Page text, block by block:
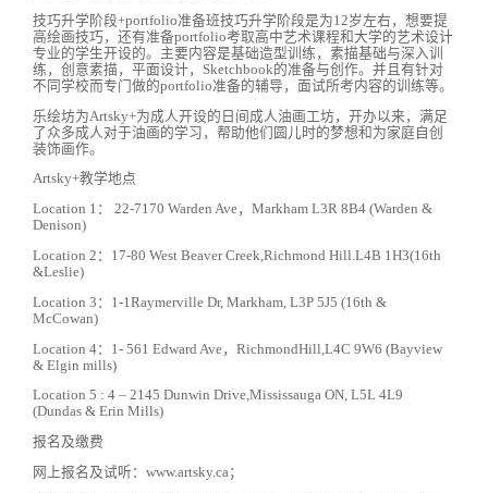
技巧升学阶段+portfolio准备班技巧升学阶段是为12岁左右，想要提
高绘画技巧，还有准备portfolio考取高中艺术课程和大学的艺术设计
专业的学生开设的。主要内容是基础造型训练，素描基础与深入训
练，创意素描，平面设计，Sketchbook的准备与创作。并且有针对
不同学校而专门做的portfolio准备的辅导，面试所考内容的训练等。
乐绘坊为Artsky+为成人开设的日间成人油画工坊，开办以来，满足
了众多成人对于油画的学习，帮助他们圆儿时的梦想和为家庭自创
装饰画作。
Artsky+教学地点
Location 1： 22-7170 Warden Ave，Markham L3R 8B4 (Warden &
Denison)
Location 2：17-80 West Beaver Creek,Richmond Hill.L4B 1H3(16th
&Leslie)
Location 3：1-1Raymerville Dr, Markham, L3P 5J5 (16th &
McCowan)
Location 4：1- 561 Edward Ave，RichmondHill,L4C 9W6 (Bayview
& Elgin mills)
Location 5 : 4 – 2145 Dunwin Drive,Mississauga ON, L5L 4L9
(Dundas & Erin Mills)
报名及缴费
网上报名及试听：www.artsky.ca；